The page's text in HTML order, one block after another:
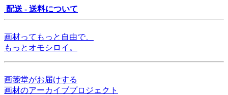
配送 - 送料について
画材ってもっと自由で、
もっとオモシロイ。
画箋堂がお届けする
画材のアーカイブプロジェクト